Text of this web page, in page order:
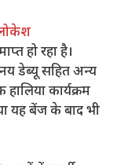
हो रहा है।
डेब्यू सहित अन्य
कार्यक्रम
यह बेंज के बाद भी